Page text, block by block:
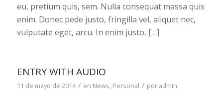
eu, pretium quis, sem. Nulla consequat massa quis
enim. Donec pede justo, fringilla vel, aliquet nec,
vulputate eget, arcu. In enim justo, […]
ENTRY WITH AUDIO
11 de mayo de 2014 / en News, Personal / por admin